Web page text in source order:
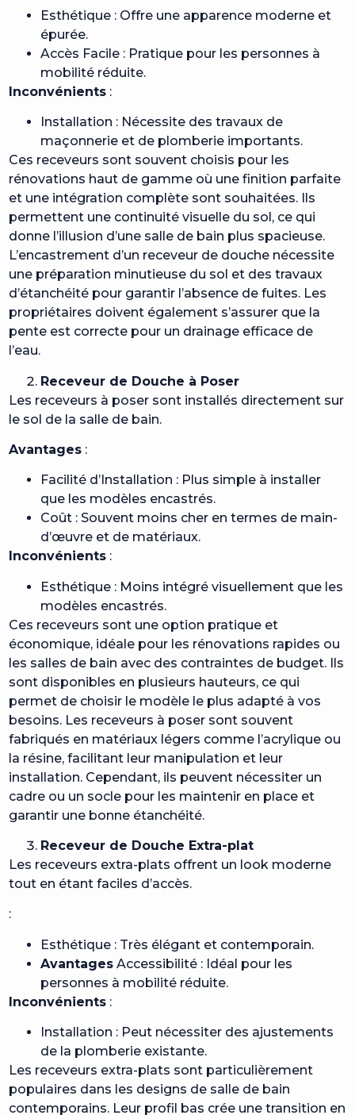
Esthétique : Offre une apparence moderne et
épurée.
Accès Facile : Pratique pour les personnes à
mobilité réduite.
Inconvénients :
Installation : Nécessite des travaux de
maçonnerie et de plomberie importants.
Ces receveurs sont souvent choisis pour les
rénovations haut de gamme où une finition parfaite
et une intégration complète sont souhaitées. Ils
permettent une continuité visuelle du sol, ce qui
donne l’illusion d’une salle de bain plus spacieuse.
L’encastrement d’un receveur de douche nécessite
une préparation minutieuse du sol et des travaux
d’étanchéité pour garantir l’absence de fuites. Les
propriétaires doivent également s’assurer que la
pente est correcte pour un drainage efficace de
l’eau.
Receveur de Douche à Poser
Les receveurs à poser sont installés directement sur
le sol de la salle de bain.
Avantages :
Facilité d’Installation : Plus simple à installer
que les modèles encastrés.
Coût : Souvent moins cher en termes de main-
d’œuvre et de matériaux.
Inconvénients :
Esthétique : Moins intégré visuellement que les
modèles encastrés.
Ces receveurs sont une option pratique et
économique, idéale pour les rénovations rapides ou
les salles de bain avec des contraintes de budget. Ils
sont disponibles en plusieurs hauteurs, ce qui
permet de choisir le modèle le plus adapté à vos
besoins. Les receveurs à poser sont souvent
fabriqués en matériaux légers comme l’acrylique ou
la résine, facilitant leur manipulation et leur
installation. Cependant, ils peuvent nécessiter un
cadre ou un socle pour les maintenir en place et
garantir une bonne étanchéité.
Receveur de Douche Extra-plat
Les receveurs extra-plats offrent un look moderne
tout en étant faciles d’accès.
:
Esthétique : Très élégant et contemporain.
Avantages Accessibilité : Idéal pour les
personnes à mobilité réduite.
Inconvénients :
Installation : Peut nécessiter des ajustements
de la plomberie existante.
Les receveurs extra-plats sont particulièrement
populaires dans les designs de salle de bain
contemporains. Leur profil bas crée une transition en